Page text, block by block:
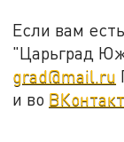
Если вам
"Царьград
grad@mail.ru
и во